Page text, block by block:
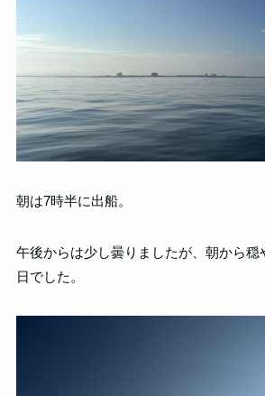
朝は7時半に出船。
午後からは少し曇りましたが、朝から穏
日でした。